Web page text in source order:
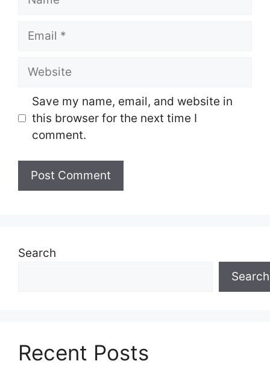
Email
Website
Save my name, email, and website in
this browser for the next time I
comment.
Search
Search
Recent Posts